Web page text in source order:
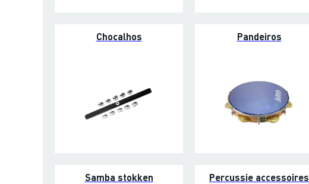
Chocalhos Pandeiros
Samba stokken Percussie accessoires